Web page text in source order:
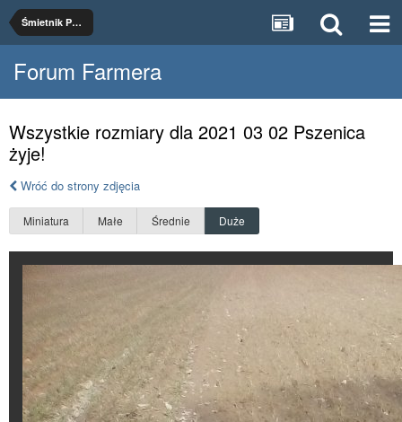
Śmietnik Pałuczanina
Forum Farmera
Wszystkie rozmiary dla 2021 03 02 Pszenica
żyje!
Wróć do strony zdjęcia
Miniatura Małe Średnie Duże